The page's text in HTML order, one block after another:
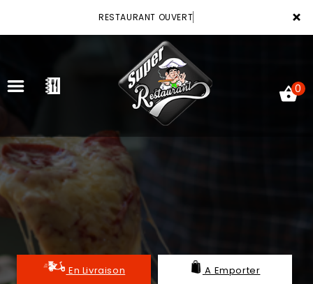
×
RESTAURANT OUVERT
ACCUEIL
LA CARTE
VOTRE COMPTE
NOTRE RESTAURANT
0
En Livraison A Emporter